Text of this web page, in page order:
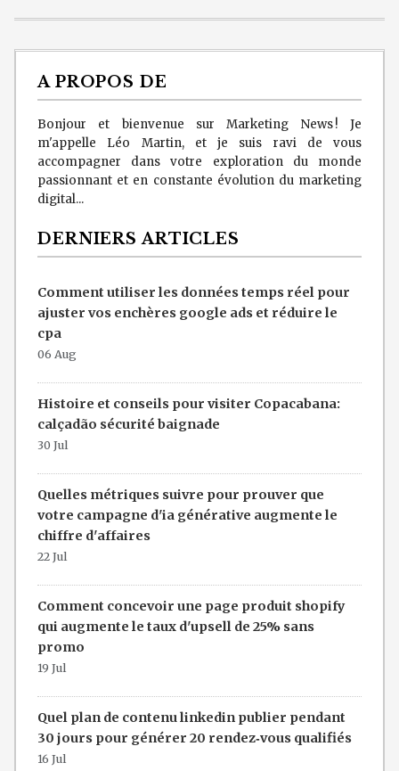
A PROPOS DE
Bonjour et bienvenue sur Marketing News ! Je
m'appelle Léo Martin, et je suis ravi de vous
accompagner dans votre exploration du monde
passionnant et en constante évolution du marketing
digital...
DERNIERS ARTICLES
Comment utiliser les données temps réel pour
ajuster vos enchères google ads et réduire le
cpa
06 Aug
Histoire et conseils pour visiter Copacabana:
calçadão sécurité baignade
30 Jul
Quelles métriques suivre pour prouver que
votre campagne d'ia générative augmente le
chiffre d'affaires
22 Jul
Comment concevoir une page produit shopify
qui augmente le taux d'upsell de 25% sans
promo
19 Jul
Quel plan de contenu linkedin publier pendant
30 jours pour générer 20 rendez‑vous qualifiés
16 Jul